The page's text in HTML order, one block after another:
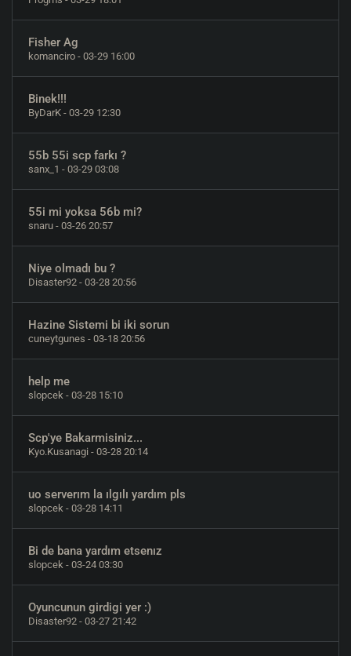
Fisher Ag
komanciro - 03-29 16:00
Binek!!!
ByDarK - 03-29 12:30
55b 55i scp farkı ?
sanx_1 - 03-29 03:08
55i mi yoksa 56b mi?
snaru - 03-26 20:57
Niye olmadı bu ?
Disaster92 - 03-28 20:56
Hazine Sistemi bi iki sorun
cuneytgunes - 03-18 20:56
help me
slopcek - 03-28 15:10
Scp'ye Bakarmisiniz...
Kyo.Kusanagi - 03-28 20:14
uo serverım la ılgılı yardım pls
slopcek - 03-28 14:11
Bi de bana yardım etsenız
slopcek - 03-24 03:30
Oyuncunun girdigi yer :)
Disaster92 - 03-27 21:42